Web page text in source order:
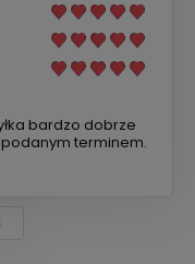
bardzo dobrze
terminem.